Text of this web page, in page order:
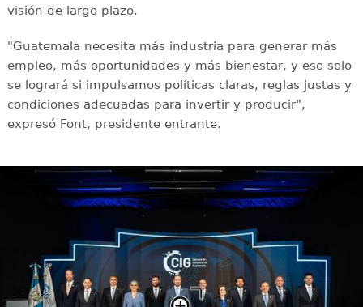
visión de largo plazo.
"Guatemala necesita más industria para generar más
empleo, más oportunidades y más bienestar, y eso solo
se logrará si impulsamos políticas claras, reglas justas y
condiciones adecuadas para invertir y producir",
expresó Font, presidente entrante.